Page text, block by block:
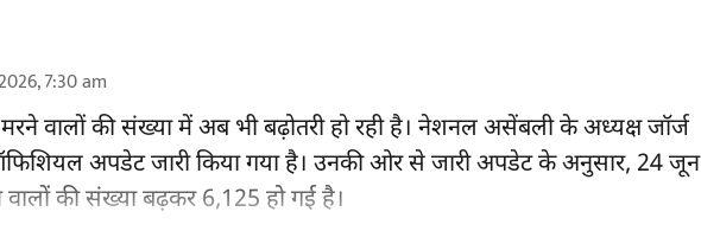
7:30 am
वालों की संख्या में अब भी बढ़ोतरी हो रही है। नेशनल असेंबली के अध्यक्ष जॉर्ज
अपडेट जारी किया गया है। उनकी ओर से जारी अपडेट के अनुसार, 24 जून
की संख्या बढ़कर 6,125 हो गई है।